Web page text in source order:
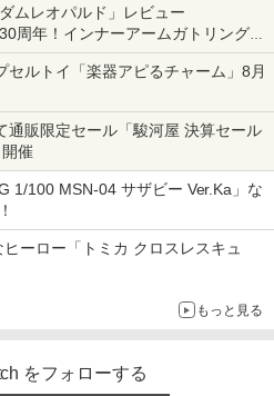
ムレオパルド」レビュー
周年！インナーアームガトリングの
ーマットでキット化！
セルトイ「楽器アピるチャーム」8月
各3色
通販限定セール「駿河屋 決算セール
催
1/100 MSN-04 サザビー Ver.Ka」な
ーロー「トミカ クロスレスキュ
もっと見る
をフォローする